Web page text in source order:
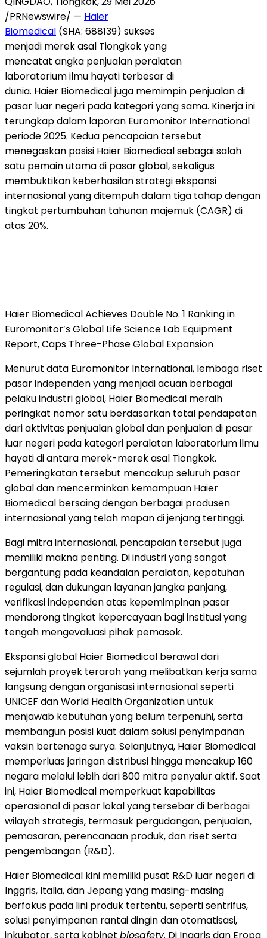
/PRNewswire/ — Haier
Biomedical (SHA: 688139) sukses
menjadi merek asal Tiongkok yang
mencatat angka penjualan peralatan
laboratorium ilmu hayati terbesar di
dunia. Haier Biomedical juga memimpin penjualan di
pasar luar negeri pada kategori yang sama. Kinerja ini
terungkap dalam laporan Euromonitor International
periode 2025. Kedua pencapaian tersebut
menegaskan posisi Haier Biomedical sebagai salah
satu pemain utama di pasar global, sekaligus
membuktikan keberhasilan strategi ekspansi
internasional yang ditempuh dalam tiga tahap dengan
tingkat pertumbuhan tahunan majemuk (CAGR) di
atas 20%.
Haier Biomedical Achieves Double No. 1 Ranking in
Euromonitor’s Global Life Science Lab Equipment
Report, Caps Three-Phase Global Expansion
Menurut data Euromonitor International, lembaga riset
pasar independen yang menjadi acuan berbagai
pelaku industri global, Haier Biomedical meraih
peringkat nomor satu berdasarkan total pendapatan
dari aktivitas penjualan global dan penjualan di pasar
luar negeri pada kategori peralatan laboratorium ilmu
hayati di antara merek-merek asal Tiongkok.
Pemeringkatan tersebut mencakup seluruh pasar
global dan mencerminkan kemampuan Haier
Biomedical bersaing dengan berbagai produsen
internasional yang telah mapan di jenjang tertinggi.
Bagi mitra internasional, pencapaian tersebut juga
memiliki makna penting. Di industri yang sangat
bergantung pada keandalan peralatan, kepatuhan
regulasi, dan dukungan layanan jangka panjang,
verifikasi independen atas kepemimpinan pasar
mendorong tingkat kepercayaan bagi institusi yang
tengah mengevaluasi pihak pemasok.
Ekspansi global Haier Biomedical berawal dari
sejumlah proyek terarah yang melibatkan kerja sama
langsung dengan organisasi internasional seperti
UNICEF dan World Health Organization untuk
menjawab kebutuhan yang belum terpenuhi, serta
membangun posisi kuat dalam solusi penyimpanan
vaksin bertenaga surya. Selanjutnya, Haier Biomedical
memperluas jaringan distribusi hingga mencakup 160
negara melalui lebih dari 800 mitra penyalur aktif. Saat
ini, Haier Biomedical memperkuat kapabilitas
operasional di pasar lokal yang tersebar di berbagai
wilayah strategis, termasuk pergudangan, penjualan,
pemasaran, perencanaan produk, dan riset serta
pengembangan (R&D).
Haier Biomedical kini memiliki pusat R&D luar negeri di
Inggris, Italia, dan Jepang yang masing-masing
berfokus pada lini produk tertentu, seperti sentrifus,
solusi penyimpanan rantai dingin dan otomatisasi,
inkubator, serta kabinet biosafety. Di Inggris dan Eropa